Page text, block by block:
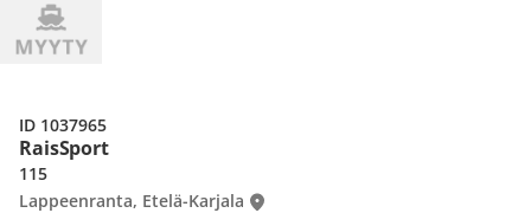
RaisSport
115
Lappeenranta, Etelä-Karjala
ID 1037965